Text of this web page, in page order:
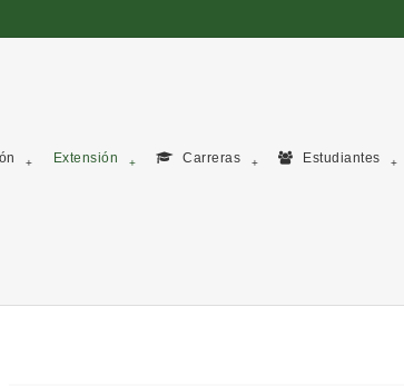
Extensión Carreras Estudiantes